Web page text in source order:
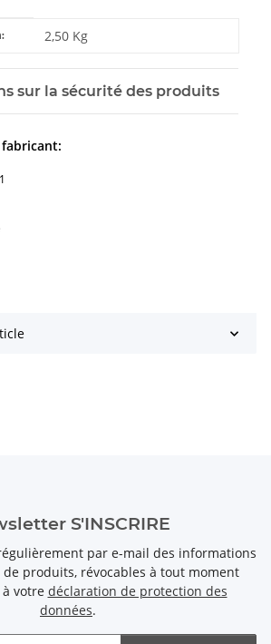
2,50 Kg
sur la sécurité des produits
S'INSCRIRE
par e-mail des informations
produits, révocables à tout moment
votre déclaration de protection des
données.